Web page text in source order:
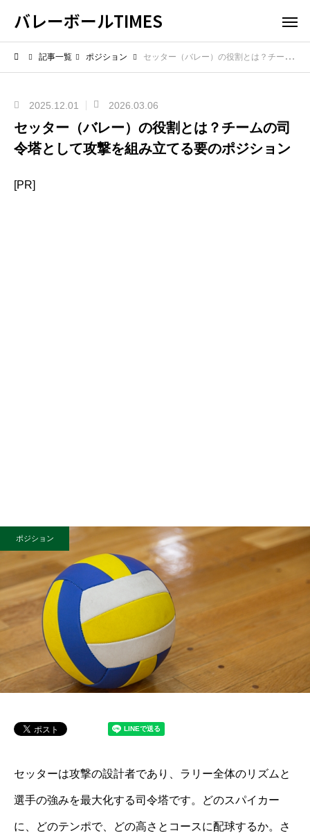
バレーボールTIMES
記事一覧 ポジション セッター（バレー）の役割とは？チームの司令塔として攻撃を組み立てる要のポジション
2025.12.01 2026.03.06
セッター（バレー）の役割とは？チームの司
令塔として攻撃を組み立てる要のポジション
[PR]
ポジション
セッターは攻撃の設計者であり、ラリー全体のリズムと
選手の強みを最大化する司令塔です。どのスパイカー
に、どのテンポで、どの高さとコースに配球するか。さ